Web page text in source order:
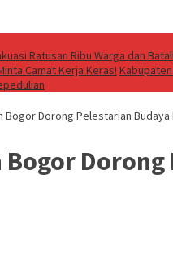
Ratusan Ribu Warga dan
Camat Kerja Keras!
Bogor Dorong Pelestarian